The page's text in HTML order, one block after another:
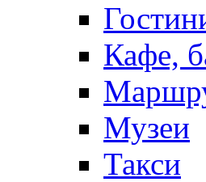
Кафе,
Музеи
Такси